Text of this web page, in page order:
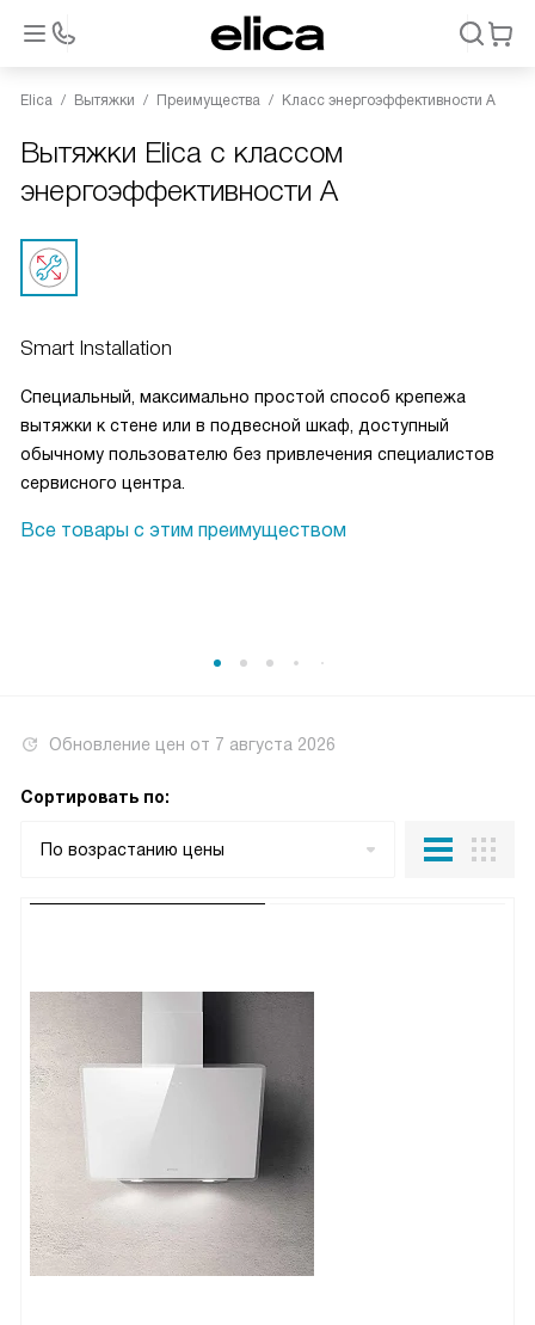
Elica Вытяжки Преимущества Класс энергоэффективности А
Вытяжки Elica с классом
энергоэффективности А
Smart Installation
Специальный, максимально простой способ крепежа
вытяжки к стене или в подвесной шкаф, доступный
обычному пользователю без привлечения специалистов
сервисного центра.
Все товары с этим преимуществом
Обновление цен от 7 августа 2026
Сортировать по:
По возрастанию цены